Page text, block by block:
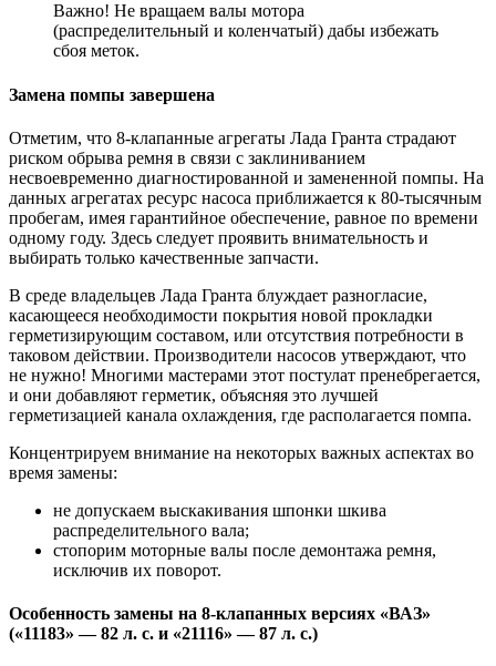
Важно! Не вращаем валы мотора
(распределительный и коленчатый) дабы избежать
сбоя меток.
Замена помпы завершена
Отметим, что 8-клапанные агрегаты Лада Гранта страдают
риском обрыва ремня в связи с заклиниванием
несвоевременно диагностированной и замененной помпы. На
данных агрегатах ресурс насоса приближается к 80-тысячным
пробегам, имея гарантийное обеспечение, равное по времени
одному году. Здесь следует проявить внимательность и
выбирать только качественные запчасти.
В среде владельцев Лада Гранта блуждает разногласие,
касающееся необходимости покрытия новой прокладки
герметизирующим составом, или отсутствия потребности в
таковом действии. Производители насосов утверждают, что
не нужно! Многими мастерами этот постулат пренебрегается,
и они добавляют герметик, объясняя это лучшей
герметизацией канала охлаждения, где располагается помпа.
Концентрируем внимание на некоторых важных аспектах во
время замены:
не допускаем выскакивания шпонки шкива
распределительного вала;
стопорим моторные валы после демонтажа ремня,
исключив их поворот.
Особенность замены на 8-клапанных версиях «ВАЗ»
(«11183» — 82 л. с. и «21116» — 87 л. с.)